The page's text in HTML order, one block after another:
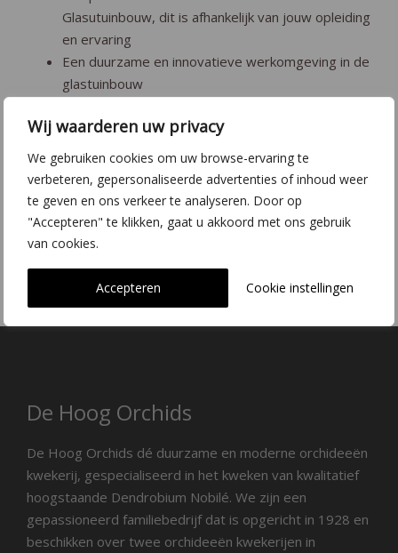
Wij waarderen uw privacy
We gebruiken cookies om uw browse-ervaring te
verbeteren, gepersonaliseerde advertenties of inhoud weer
te geven en ons verkeer te analyseren. Door op
"Accepteren" te klikken, gaat u akkoord met ons gebruik
van cookies.
Cookie instellingen
Accepteren
Glasutuinbouw, dit is afhankelijk van jouw opleiding
en ervaring
Een duurzame en innovatieve werkomgeving in de
glastuinbouw
Heb je interesse? Mail jouw sollicitatie en CV
naar
administratie@dehoogorchids.com
Acquisitie naar aanleiding van deze advertentie wordt
niet op prijs gesteld.
De Hoog Orchids
De Hoog Orchids dé duurzame en moderne orchideeën
kwekerij, gespecialiseerd in het kweken van kwalitatief
hoogstaande Dendrobium Nobilé. We zijn een
gepassioneerd familiebedrijf dat is opgericht in 1928 en
beschikken over twee orchideeën kwekerijen in